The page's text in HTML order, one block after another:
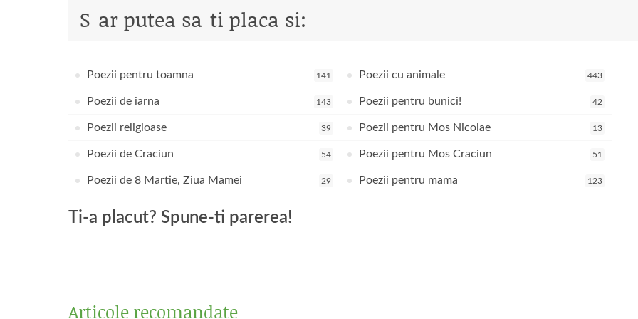
S-ar putea sa-ti placa si:
Poezii pentru toamna 141 Poezii cu animale 443
Poezii de iarna 143 Poezii pentru bunici! 42
Poezii religioase 39 Poezii pentru Mos Nicolae 13
Poezii de Craciun 54 Poezii pentru Mos Craciun 51
Poezii de 8 Martie, Ziua Mamei 29 Poezii pentru mama 123
Ti-a placut? Spune-ti parerea!
Articole recomandate